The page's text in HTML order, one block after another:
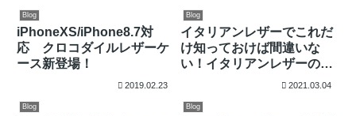
Blog
iPhoneXS/iPhone8.7対
応 クロコダイルレザーケ
ース新登場！
2019.02.23
Blog
イタリアンレザーでこれだ
け知っておけば間違いな
い！イタリアンレザーの有
名どころ厳選9種類 2021.03.04
Blog Blog